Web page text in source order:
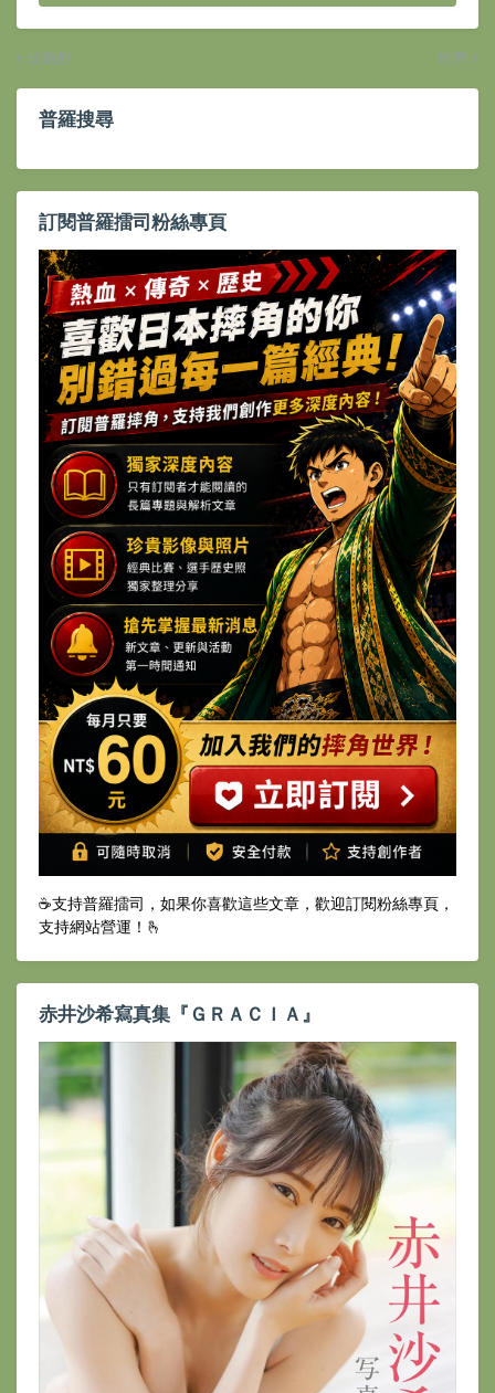
較新的 較舊
普羅搜尋
訂閱普羅擂司粉絲專頁
☕️支持普羅擂司，如果你喜歡這些文章，歡迎訂閱粉絲專頁，
支持網站營運！🫰
赤井沙希寫真集『ＧＲＡＣＩＡ』